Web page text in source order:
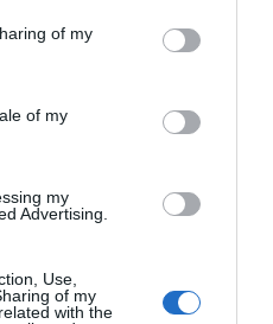
behaviour. You may click to
and its third-party tags to
purposes in below Google
of my
of my
my
Advertising.
Use,
of my
with the
Εορτολόγιο: Ποιοι
γιορτάζουν σήμερα,
Δευτέρα 10 Αυγούστου